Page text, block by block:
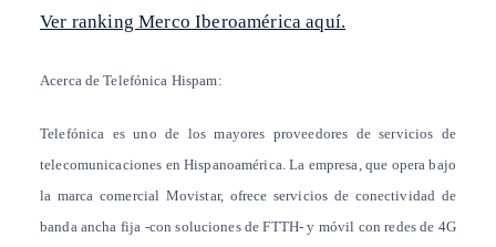
Ver ranking Merco Iberoamérica aquí.
Acerca de Telefónica Hispam:
Telefónica es uno de los mayores proveedores de servicios de
telecomunicaciones en Hispanoamérica. La empresa, que opera bajo
la marca comercial Movistar, ofrece servicios de conectividad de
banda ancha fija -con soluciones de FTTH- y móvil con redes de 4G